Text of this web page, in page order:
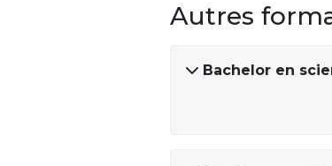
Autres
Bachelor en